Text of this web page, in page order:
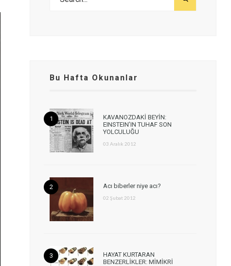
Bu Hafta Okunanlar
KAVANOZDAKİ BEYİN:
EINSTEIN’IN TUHAF SON
YOLCULUĞU
03 Aralık 2012
Acı biberler niye acı?
02 Şubat 2012
HAYAT KURTARAN
BENZERLİKLER: MİMİKRİ